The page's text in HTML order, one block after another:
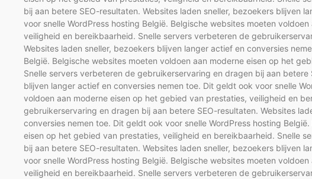
bij aan betere SEO-resultaten. Websites laden sneller, bezoekers blijven
voor snelle WordPress hosting België. Belgische websites moeten
veiligheid en bereikbaarheid. Snelle servers verbeteren de
Websites laden sneller, bezoekers blijven langer actief en conversies
België. Belgische websites moeten voldoen aan moderne eisen op het
Snelle servers verbeteren de gebruikerservaring en dragen bij aan
blijven langer actief en conversies nemen toe. Dit geldt ook voor snelle
voldoen aan moderne eisen op het gebied van prestaties, veiligheid en
gebruikerservaring en dragen bij aan betere SEO-resultaten. Websites
conversies nemen toe. Dit geldt ook voor snelle WordPress hosting
eisen op het gebied van prestaties, veiligheid en bereikbaarheid. Snelle
bij aan betere SEO-resultaten. Websites laden sneller, bezoekers blijven
voor snelle WordPress hosting België. Belgische websites moeten
veiligheid en bereikbaarheid. Snelle servers verbeteren de